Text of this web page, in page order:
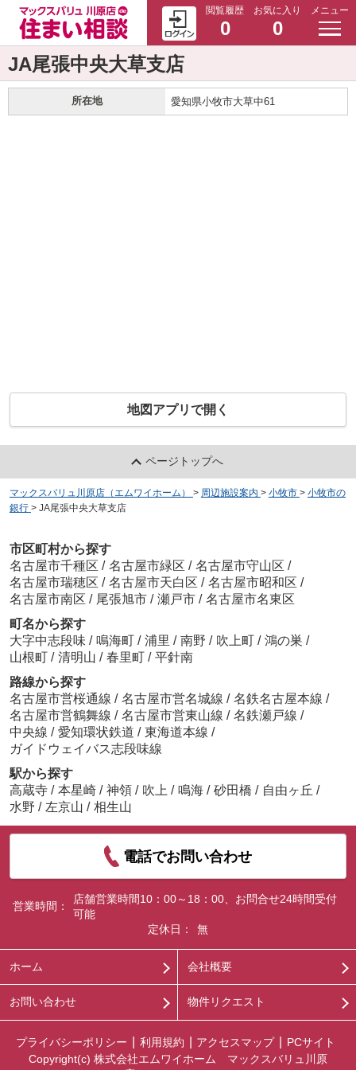
閲覧履歴
0
お気に入り
0
メニュー
JA尾張中央大草支店
所在地 愛知県小牧市大草中61
地図アプリで開く
ページトップへ
マックスバリュ川原店（エムワイホーム） > 周辺施設案内 > 小牧市 > 小牧市の
銀行 > JA尾張中央大草支店
市区町村から探す
名古屋市千種区 / 名古屋市緑区 / 名古屋市守山区 /
名古屋市瑞穂区 / 名古屋市天白区 / 名古屋市昭和区 /
名古屋市南区 / 尾張旭市 / 瀬戸市 / 名古屋市名東区
町名から探す
大字中志段味 / 鳴海町 / 浦里 / 南野 / 吹上町 / 鴻の巣 /
山根町 / 清明山 / 春里町 / 平針南
路線から探す
名古屋市営桜通線 / 名古屋市営名城線 / 名鉄名古屋本線 /
名古屋市営鶴舞線 / 名古屋市営東山線 / 名鉄瀬戸線 /
中央線 / 愛知環状鉄道 / 東海道本線 /
ガイドウェイバス志段味線
駅から探す
高蔵寺 / 本星崎 / 神領 / 吹上 / 鳴海 / 砂田橋 / 自由ヶ丘 /
水野 / 左京山 / 相生山
電話でお問い合わせ
営業時間：
店舗営業時間10：00～18：00、お問合せ24時間受付
可能
定休日：
無
ホーム 会社概要
お問い合わせ 物件リクエスト
プライバシーポリシー 利用規約 アクセスマップ
PCサイト
Copyright(c) 株式会社エムワイホーム マックスバリュ川原